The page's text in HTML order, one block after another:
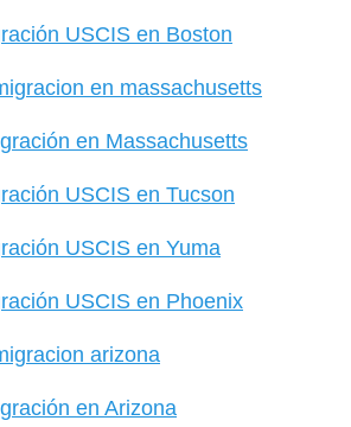
USCIS en Boston
en Massachusetts
USCIS en Tucson
USCIS en Yuma
USCIS en Phoenix
en Arizona